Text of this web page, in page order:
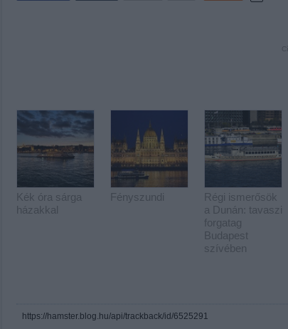
Kék óra sárga
házakkal
Fényszundi
Régi ismerősök
a Dunán: tavaszi
forgatag
Budapest
szívében
https://hamster.blog.hu/api/trackback/id/6525291